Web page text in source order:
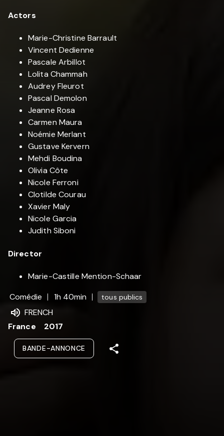
Actors
Marie-Christine Barrault
Vincent Dedienne
Pascale Arbillot
Lolita Chammah
Audrey Fleurot
Pascal Demolon
Jeanne Rosa
Carmen Maura
Noémie Merlant
Gustave Kervern
Mehdi Boudina
Olivia Côte
Nicole Ferroni
Clotilde Courau
Xavier Maly
Nicole Garcia
Judith Siboni
Director
Marie-Castille Mention-Schaar
Comédie
1h 40min tous publics
FRENCH
France
2017
BANDE-ANNONCE